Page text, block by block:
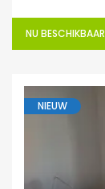
NU BESCHIKBAAR
NIEUW